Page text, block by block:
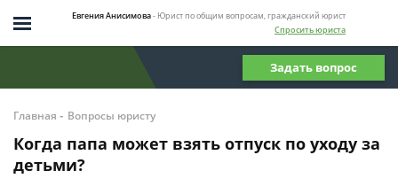
Евгения Анисимова- Юрист по общим вопросам, гражданский юрист
Спросить юриста
Задать вопрос
Главная - Вопросы юристу
Когда папа может взять отпуск по уходу за
детьми?